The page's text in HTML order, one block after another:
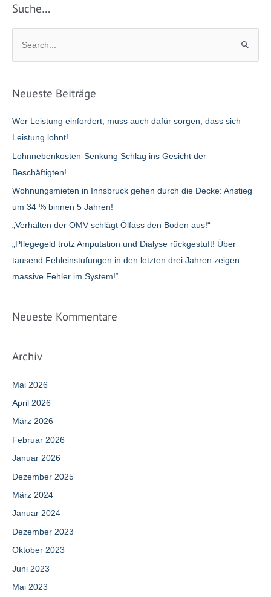
Suche…
n
n
Neueste Beiträge
Wer Leistung einfordert, muss auch dafür sorgen, dass sich
Leistung lohnt!
Lohnnebenkosten-Senkung Schlag ins Gesicht der
Beschäftigten!
Wohnungsmieten in Innsbruck gehen durch die Decke: Anstieg
um 34 % binnen 5 Jahren!
„Verhalten der OMV schlägt Ölfass den Boden aus!“
„Pflegegeld trotz Amputation und Dialyse rückgestuft! Über
tausend Fehleinstufungen in den letzten drei Jahren zeigen
massive Fehler im System!“
Neueste Kommentare
Archiv
Mai 2026
April 2026
März 2026
Februar 2026
Januar 2026
Dezember 2025
März 2024
Januar 2024
Dezember 2023
Oktober 2023
Juni 2023
Mai 2023